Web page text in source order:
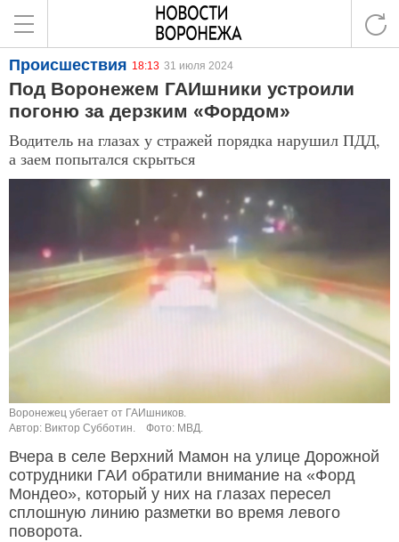
Происшествия 18:13 31 июля 2024
Под Воронежем ГАИшники устроили
погоню за дерзким «Фордом»
Водитель на глазах у стражей порядка нарушил ПДД,
а заем попытался скрыться
Воронежец убегает от ГАИшников.
Автор: Виктор Субботин.
Фото: МВД.
Вчера в селе Верхний Мамон на улице Дорожной
сотрудники ГАИ обратили внимание на «Форд
Мондео», который у них на глазах пересел
сплошную линию разметки во время левого
поворота.